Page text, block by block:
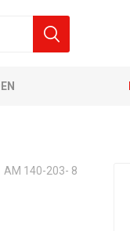
AM 140-203- 8